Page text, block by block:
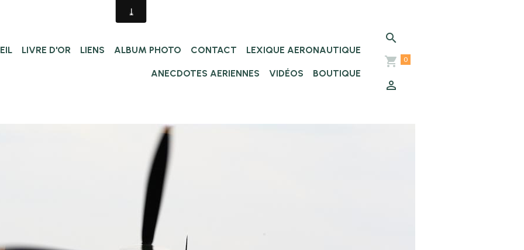
LIVRE D'OR LIENS ALBUM PHOTO CONTACT LEXIQUE AERONAUTIQUE
ANECDOTES AERIENNES VIDÉOS BOUTIQUE
0